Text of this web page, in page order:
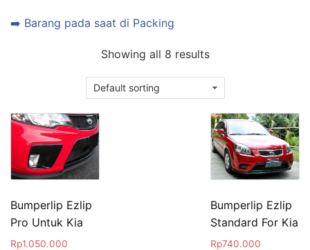
➡️ Barang pada saat di Packing
Showing all 8 results
Bumperlip Ezlip
Pro Untuk Kia
Rp1.050.000
Bumperlip Ezlip
Standard For Kia
Rp740.000